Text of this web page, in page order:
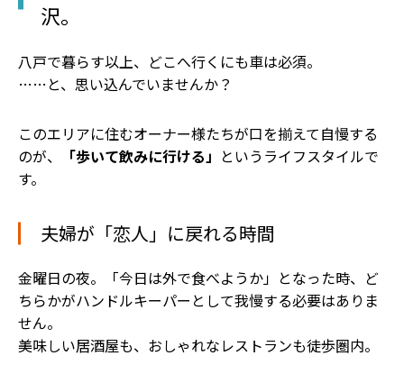
沢。
八戸で暮らす以上、どこへ行くにも車は必須。
……と、思い込んでいませんか？
このエリアに住むオーナー様たちが口を揃えて自慢する
のが、
「歩いて飲みに行ける」 というライフスタイルで
す。
夫婦が「恋人」に戻れる時間
金曜日の夜。「今日は外で食べようか」となった時、ど
ちらかがハンドルキーパーとして我慢する必要はありま
せん。
美味しい居酒屋も、おしゃれなレストランも徒歩圏内。